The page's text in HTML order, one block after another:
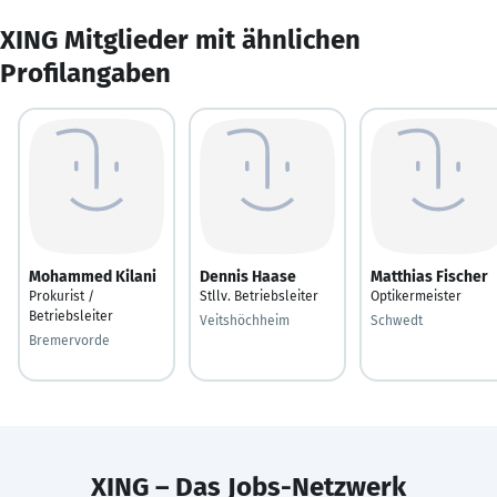
XING Mitglieder mit ähnlichen
Profilangaben
Mohammed Kilani
Prokurist /
Betriebsleiter
Bremervorde
Dennis Haase
Stllv. Betriebsleiter
Veitshöchheim
Matthias Fischer
Optikermeister
Schwedt
XING – Das Jobs-Netzwerk